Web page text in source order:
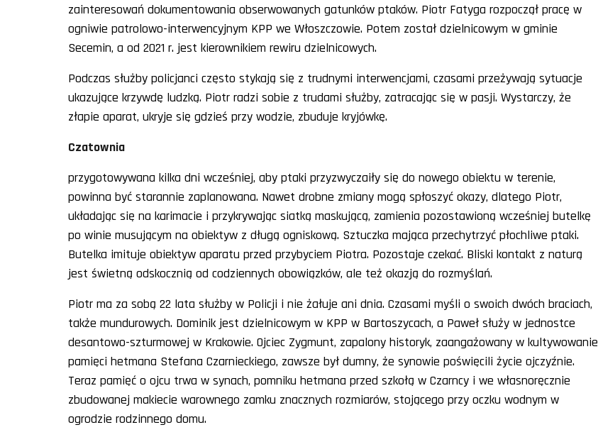
zainteresowań dokumentowania obserwowanych gatunków ptaków. Piotr Fatyga rozpoczął pracę w
ogniwie patrolowo-interwencyjnym KPP we Włoszczowie. Potem został dzielnicowym w gminie
Secemin, a od 2021 r. jest kierownikiem rewiru dzielnicowych.
Podczas służby policjanci często stykają się z trudnymi interwencjami, czasami przeżywają sytuacje
ukazujące krzywdę ludzką. Piotr radzi sobie z trudami służby, zatracając się w pasji. Wystarczy, że
złapie aparat, ukryje się gdzieś przy wodzie, zbuduje kryjówkę.
Czatownia
przygotowywana kilka dni wcześniej, aby ptaki przyzwyczaiły się do nowego obiektu w terenie,
powinna być starannie zaplanowana. Nawet drobne zmiany mogą spłoszyć okazy, dlatego Piotr,
układając się na karimacie i przykrywając siatką maskującą, zamienia pozostawioną wcześniej butelkę
po winie musującym na obiektyw z długą ogniskową. Sztuczka mająca przechytrzyć płochliwe ptaki.
Butelka imituje obiektyw aparatu przed przybyciem Piotra. Pozostaje czekać. Bliski kontakt z naturą
jest świetną odskocznią od codziennych obowiązków, ale też okazją do rozmyślań.
Piotr ma za sobą 22 lata służby w Policji i nie żałuje ani dnia. Czasami myśli o swoich dwóch braciach,
także mundurowych. Dominik jest dzielnicowym w KPP w Bartoszycach, a Paweł służy w jednostce
desantowo-szturmowej w Krakowie. Ojciec Zygmunt, zapalony historyk, zaangażowany w kultywowanie
pamięci hetmana Stefana Czarnieckiego, zawsze był dumny, że synowie poświęcili życie ojczyźnie.
Teraz pamięć o ojcu trwa w synach, pomniku hetmana przed szkołą w Czarncy i we własnoręcznie
zbudowanej makiecie warownego zamku znacznych rozmiarów, stojącego przy oczku wodnym w
ogrodzie rodzinnego domu.